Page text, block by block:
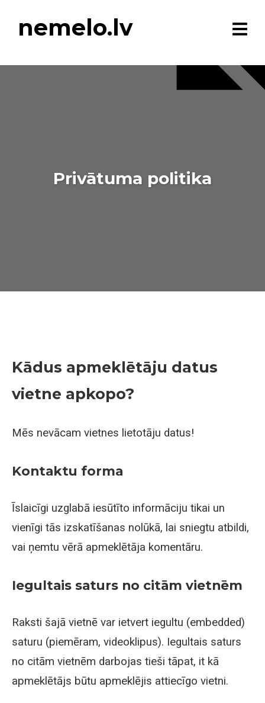
nemelo.lv
Privātuma politika
Kādus apmeklētāju datus
vietne apkopo?
Mēs nevācam vietnes lietotāju datus!
Kontaktu forma
Īslaicīgi uzglabā iesūtīto informāciju tikai un
vienīgi tās izskatīšanas nolūkā, lai sniegtu atbildi,
vai ņemtu vērā apmeklētāja komentāru.
Iegultais saturs no citām vietnēm
Raksti šajā vietnē var ietvert iegultu (embedded)
saturu (piemēram, videoklipus). Iegultais saturs
no citām vietnēm darbojas tieši tāpat, it kā
apmeklētājs būtu apmeklējis attiecīgo vietni.